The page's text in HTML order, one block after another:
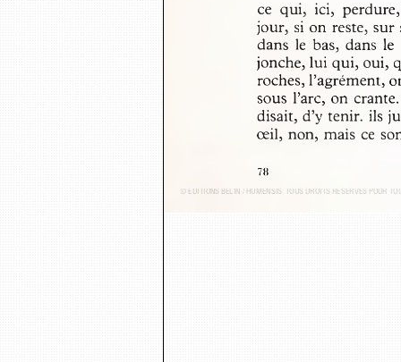
ce  qui,  ici,
jour, si on reste,
dans le bas, dans
jonche, lui qui, oui,
roches, l’agrément,
sous l’arc, on
disait, d’y tenir, ils
œil, non, mais ce
78
© ÉDITIONS BELIN / HUMENSIS. TOUS DROITS RÉSERVÉS POUR